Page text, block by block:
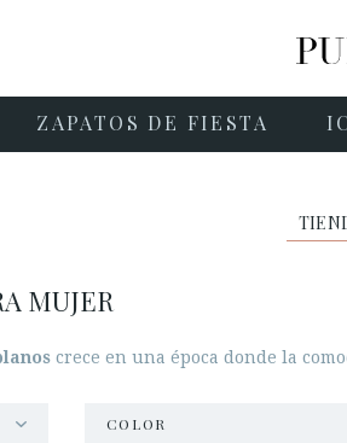
ZAPATOS DE FIESTA
MUJER
crece en una época donde la
COLOR